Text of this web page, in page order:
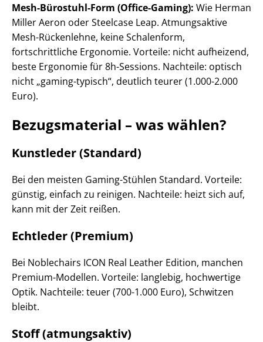
Mesh-Bürostuhl-Form (Office-Gaming): Wie Herman
Miller Aeron oder Steelcase Leap. Atmungsaktive
Mesh-Rückenlehne, keine Schalenform,
fortschrittliche Ergonomie. Vorteile: nicht aufheizend,
beste Ergonomie für 8h-Sessions. Nachteile: optisch
nicht „gaming-typisch“, deutlich teurer (1.000-2.000
Euro).
Bezugsmaterial – was wählen?
Kunstleder (Standard)
Bei den meisten Gaming-Stühlen Standard. Vorteile:
günstig, einfach zu reinigen. Nachteile: heizt sich auf,
kann mit der Zeit reißen.
Echtleder (Premium)
Bei Noblechairs ICON Real Leather Edition, manchen
Premium-Modellen. Vorteile: langlebig, hochwertige
Optik. Nachteile: teuer (700-1.000 Euro), Schwitzen
bleibt.
Stoff (atmungsaktiv)